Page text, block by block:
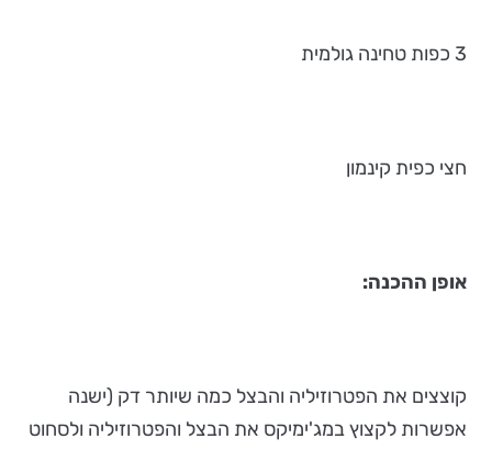
3 כפות טחינה גולמית
חצי כפית קינמון
אופן ההכנה:
קוצצים את הפטרוזיליה והבצל כמה שיותר דק (ישנה
אפשרות לקצוץ במג'ימיקס את הבצל והפטרוזיליה ולסחוט